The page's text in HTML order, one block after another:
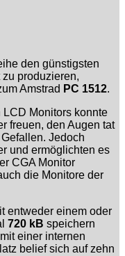
den günstigsten
produzieren,
Amstrad PC 1512.
Monitors konnte
freuen, den Augen tat
Jedoch
und ermöglichten es
CGA Monitor
die Monitore der
entweder einem oder
720 kB speichern
einer internen
belief sich auf zehn